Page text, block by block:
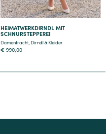
HEIMATWERKDIRNDL MIT
SCHNURSTEPPEREI
Damentracht, Dirndl & Kleider
€ 990,00
7 8 9